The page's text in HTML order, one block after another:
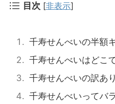
目次 [非表示]
千寿せんべいの半額
千寿せんべいはどこ
千寿せんべいの訳あ
千寿せんべいってバ